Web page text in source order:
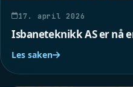
17. april 2026
Isbaneteknikk AS er nå
Les saken